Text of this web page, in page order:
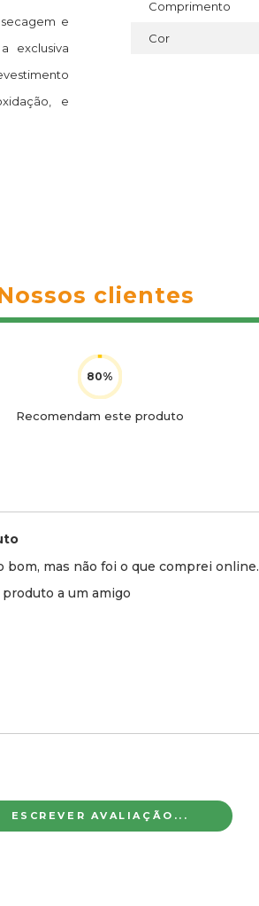
e
exclusiva
e
Comprimento
Cor
clientes
Recomendam este produto
mas não foi o que comprei online.
a um amigo
ESCREVER AVALIAÇÃO...